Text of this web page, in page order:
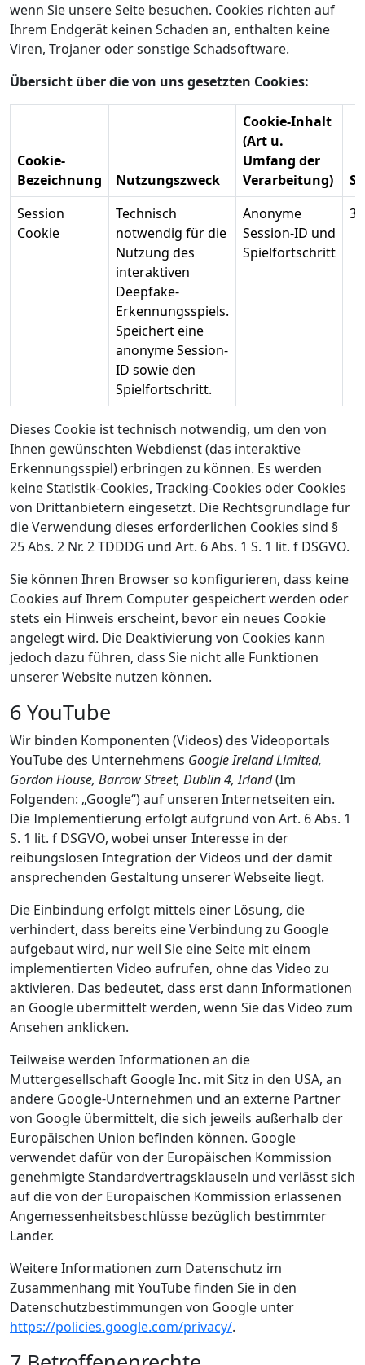
wenn Sie unsere Seite besuchen. Cookies richten auf
Ihrem Endgerät keinen Schaden an, enthalten keine
Viren, Trojaner oder sonstige Schadsoftware.
Übersicht über die von uns gesetzten Cookies:
Cookie-
Bezeichnung
Nutzungszweck
Cookie-Inhalt
(Art u.
Umfang der
Verarbeitung)
Session
Cookie
Technisch
notwendig für die
Nutzung des
interaktiven
Deepfake-
Erkennungsspiels.
Speichert eine
anonyme Session-
ID sowie den
Spielfortschritt.
Anonyme
Session-ID und
Spielfortschritt
Dieses Cookie ist technisch notwendig, um den von
Ihnen gewünschten Webdienst (das interaktive
Erkennungsspiel) erbringen zu können. Es werden
keine Statistik-Cookies, Tracking-Cookies oder Cookies
von Drittanbietern eingesetzt. Die Rechtsgrundlage für
die Verwendung dieses erforderlichen Cookies sind §
25 Abs. 2 Nr. 2 TDDDG und Art. 6 Abs. 1 S. 1 lit. f DSGVO.
Sie können Ihren Browser so konfigurieren, dass keine
Cookies auf Ihrem Computer gespeichert werden oder
stets ein Hinweis erscheint, bevor ein neues Cookie
angelegt wird. Die Deaktivierung von Cookies kann
jedoch dazu führen, dass Sie nicht alle Funktionen
unserer Website nutzen können.
6 YouTube
Wir binden Komponenten (Videos) des Videoportals
YouTube des Unternehmens Google Ireland Limited,
Gordon House, Barrow Street, Dublin 4, Irland(Im
Folgenden: „Google“) auf unseren Internetseiten ein.
Die Implementierung erfolgt aufgrund von Art. 6 Abs. 1
S. 1 lit. f DSGVO, wobei unser Interesse in der
reibungslosen Integration der Videos und der damit
ansprechenden Gestaltung unserer Webseite liegt.
Die Einbindung erfolgt mittels einer Lösung, die
verhindert, dass bereits eine Verbindung zu Google
aufgebaut wird, nur weil Sie eine Seite mit einem
implementierten Video aufrufen, ohne das Video zu
aktivieren. Das bedeutet, dass erst dann Informationen
an Google übermittelt werden, wenn Sie das Video zum
Ansehen anklicken.
Teilweise werden Informationen an die
Muttergesellschaft Google Inc. mit Sitz in den USA, an
andere Google-Unternehmen und an externe Partner
von Google übermittelt, die sich jeweils außerhalb der
Europäischen Union befinden können. Google
verwendet dafür von der Europäischen Kommission
genehmigte Standardvertragsklauseln und verlässt sich
auf die von der Europäischen Kommission erlassenen
Angemessenheitsbeschlüsse bezüglich bestimmter
Länder.
Weitere Informationen zum Datenschutz im
Zusammenhang mit YouTube finden Sie in den
Datenschutzbestimmungen von Google unter
https://policies.google.com/privacy/.